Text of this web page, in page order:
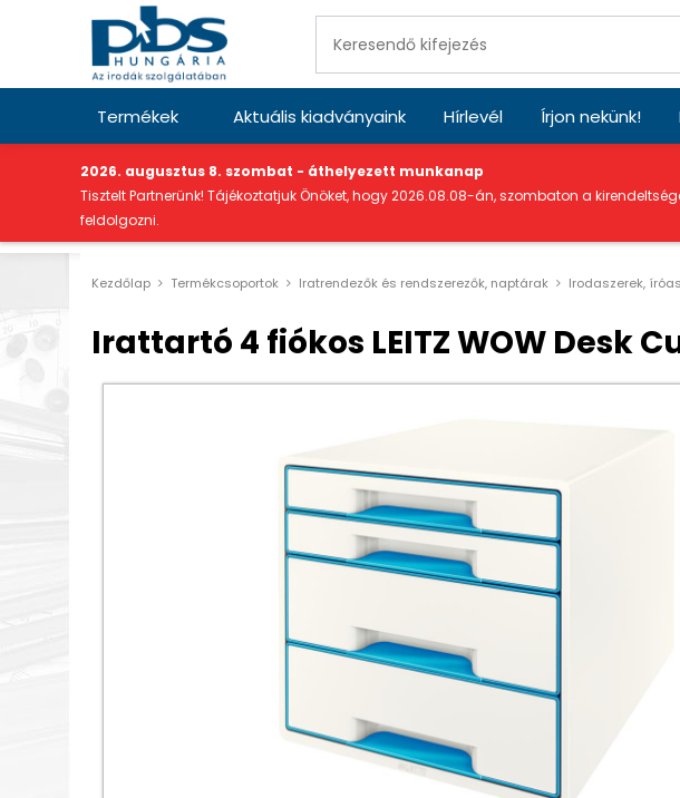
Termékek Aktuális kiadványaink Hírlevél Írjon nekünk!
2026. augusztus 8. szombat - áthelyezett munkanap
Tisztelt Partnerünk! Tájékoztatjuk Önöket, hogy 2026.08.08-án, szombaton a
feldolgozni.
Kezdőlap Termékcsoportok Iratrendezők és rendszerezők, naptárak Irodaszerek,
Irattartó 4 fiókos LEITZ WOW Desk